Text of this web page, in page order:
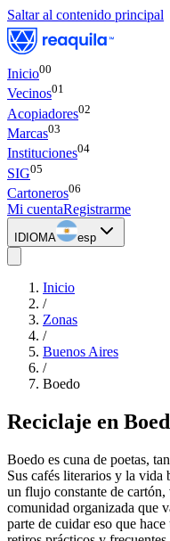
Saltar al contenido principal
Inicio00
Vecinos01
Acopiadores02
Marcas03
Instituciones04
SIG05
Cartoneros06
Mi cuentaRegistrarme
IDIOMA esp
Inicio
/
Zonas
/
Buenos Aires
/
Boedo
Reciclaje en
Boedo es cuna de poetas,
Sus cafés literarios y la vida
un flujo constante de
comunidad organizada que
parte de cuidar eso que